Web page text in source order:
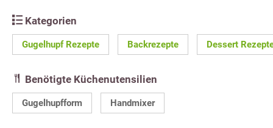
Kategorien
Gugelhupf Rezepte Backrezepte Dessert
Benötigte Küchenutensilien
Gugelhupfform Handmixer